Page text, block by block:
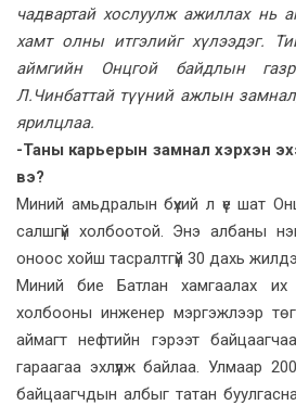
чадвартай хослуулж ажиллах нь
хамт олны итгэлийг хүлээдэг.
аймгийн Онцгой байдлын
Л.Чинбаттай түүний ажлын
ярилцлаа.
-Таны карьерын замнал хэрхэн
вэ?
Миний амьдралын бүхий л үе шат
салшгүй холбоотой. Энэ албаны
оноос хойш тасралтгүй 30 дахь
Миний бие Батлан хамгаалах их
холбооны инженер мэргэжлээр
аймагт нефтийн гэрээт
гараагаа эхлүүлж байлаа. Улмаар
байцаагчдын албыг татан